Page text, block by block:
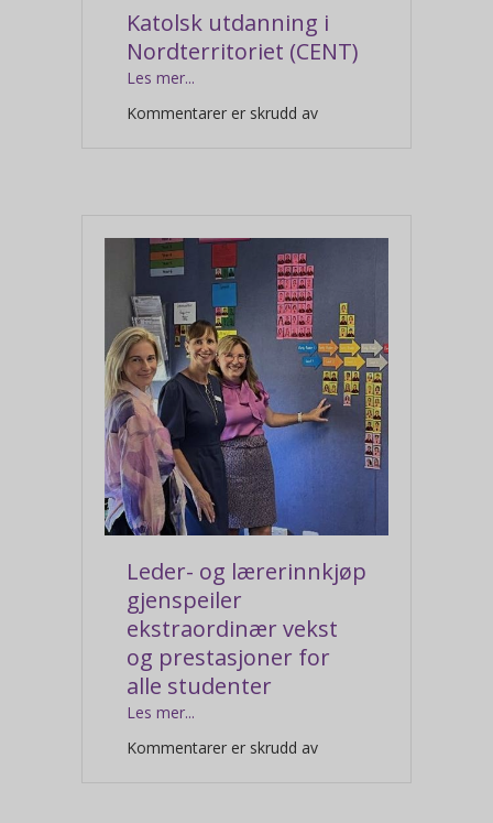
Katolsk utdanning i
Nordterritoriet (CENT)
Les mer...
Kommentarer er skrudd avfor
Leder- og lærerinnkjøp
gjenspeiler
ekstraordinær vekst
og prestasjoner for
alle studenter
Les mer...
Kommentarer er skrudd avfor